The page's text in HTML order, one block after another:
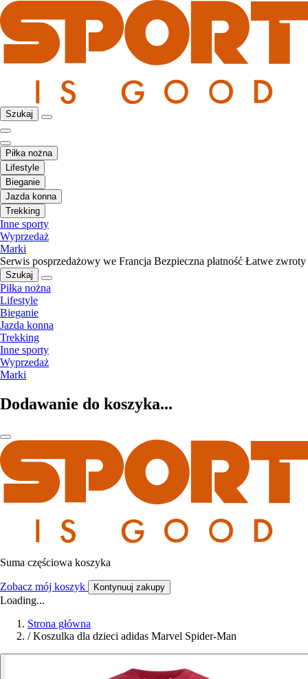
Szukaj
Piłka nożna
Lifestyle
Bieganie
Jazda konna
Trekking
Inne sporty
Wyprzedaż
Marki
Serwis posprzedażowy we Francja Bezpieczna płatność Łatwe zwroty
Szukaj
Piłka nożna
Lifestyle
Bieganie
Jazda konna
Trekking
Inne sporty
Wyprzedaż
Marki
Dodawanie do koszyka...
Suma częściowa koszyka
Zobacz mój koszyk Kontynuuj zakupy
Loading...
Strona główna
/ Koszulka dla dzieci adidas Marvel Spider-Man